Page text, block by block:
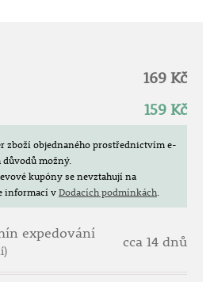
je jemně nasekaná.
- a Váš čaj je oslazen!
169 Kč
159 Kč
zboží objednaného prostřednictvím e-
možný.
kupóny se nevztahují na
informací vDodacích podmínkách.
expedování cca 14 dnů